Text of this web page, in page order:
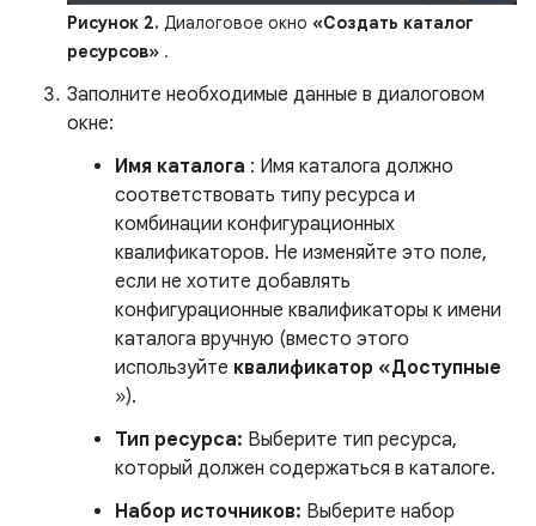
Рисунок 2. Диалоговое окно «Создать каталог
ресурсов» .
Заполните необходимые данные в диалоговом
окне:
Имя каталога : Имя каталога должно
соответствовать типу ресурса и
комбинации конфигурационных
квалификаторов. Не изменяйте это поле,
если не хотите добавлять
конфигурационные квалификаторы к имени
каталога вручную (вместо этого
используйте квалификатор «Доступные
»).
Тип ресурса: Выберите тип ресурса,
который должен содержаться в каталоге.
Набор источников: Выберите набор